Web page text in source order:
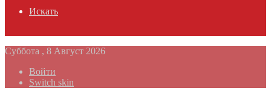
Искать
Суббота , 8 Август 2026
Войти
Switch skin